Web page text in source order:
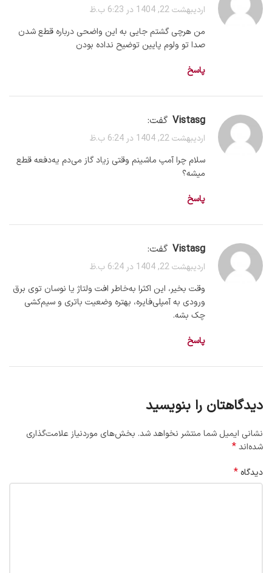
اردیبهشت 22, 1404 در 6:23 ب.ظ
من هرچی گشتم جایی به این واضحی درباره قطع شدن
صدا تو ولوم پایین توضیح نداده بودن
پاسخ
vistasg گفت:
اردیبهشت 22, 1404 در 6:24 ب.ظ
سلام چرا آمپ ماشینم وقتی زیاد گاز می‌دم یه‌دفعه قطع
میشه؟
پاسخ
vistasg گفت:
اردیبهشت 22, 1404 در 6:24 ب.ظ
وقت بخیر، این اکثرا به‌خاطر افت ولتاژ یا نوسان توی برق
ورودی به آمپلی‌فایره، بهتره وضعیت باتری و سیم‌کشی
چک بشه.
پاسخ
دیدگاهتان را بنویسید
نشانی ایمیل شما منتشر نخواهد شد. بخش‌های موردنیاز علامت‌گذاری
شده‌اند*
دیدگاه *